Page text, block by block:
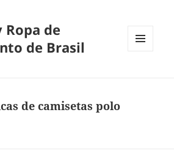
Ropa de
de Brasil
de camisetas polo